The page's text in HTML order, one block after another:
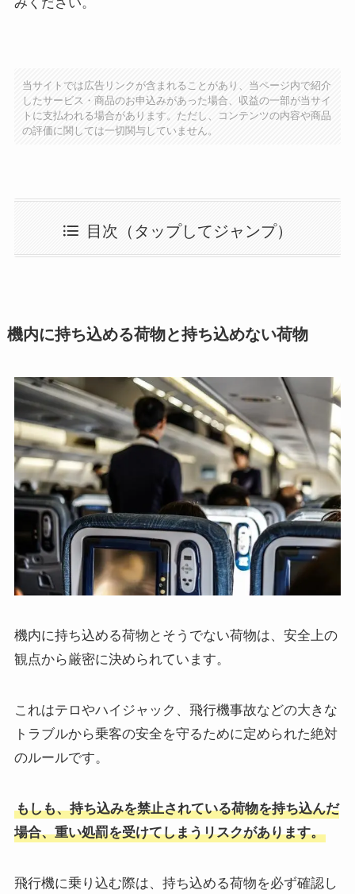
当サイトでは広告リンクが含まれることがあり、当ページ内で紹介
したサービス・商品のお申込みがあった場合、収益の一部が当サイ
トに支払われる場合があります。ただし、コンテンツの内容や商品
の評価に関しては一切関与していません。
目次（タップしてジャンプ）
機内に持ち込める荷物と持ち込めない荷物
機内に持ち込める荷物とそうでない荷物は、安全上の
観点から厳密に決められています。
これはテロやハイジャック、飛行機事故などの大きな
トラブルから乗客の安全を守るために定められた絶対
のルールです。
もしも、持ち込みを禁止されている荷物を持ち込んだ
場合、重い処罰を受けてしまうリスクがあります。
飛行機に乗り込む際は、持ち込める荷物を必ず確認し